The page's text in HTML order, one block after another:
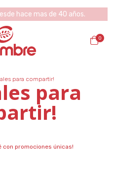
hace mas de 40 años.
0
para compartir!para
promociones únicas!